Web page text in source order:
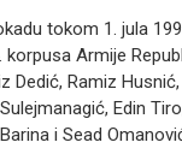
tokom 1. jula
Armije
Dedić, Ramiz
Edin
i Sead